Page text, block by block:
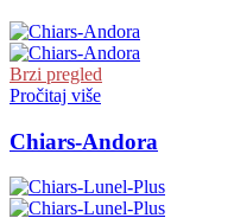
Brzi pregled
Pročitaj više
Chiars-Andora